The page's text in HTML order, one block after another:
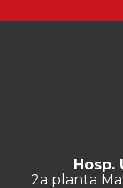
Hosp.
2a planta